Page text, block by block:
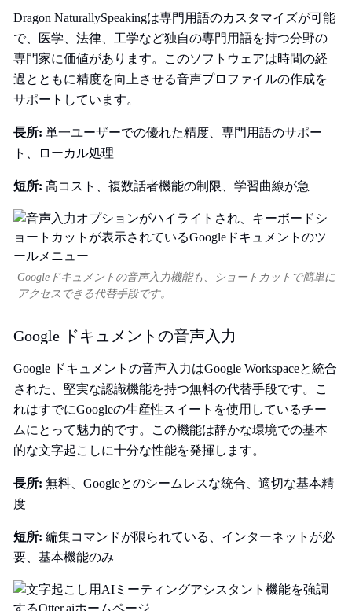
Dragon NaturallySpeakingは専門用語のカスタマイズが可能
で、医学、法律、工学など独自の専門用語を持つ分野の
専門家に価値があります。このソフトウェアは時間の経
過とともに精度を向上させる音声プロファイルの作成を
サポートしています。
長所: 単一ユーザーでの優れた精度、専門用語のサポー
ト、ローカル処理
短所: 高コスト、複数話者機能の制限、学習曲線が急
Googleドキュメントの音声入力機能も、ショートカットで簡単に
アクセスできる代替手段です。
Google ドキュメントの音声入力
Google ドキュメントの音声入力はGoogle Workspaceと統合
された、堅実な認識機能を持つ無料の代替手段です。こ
れはすでにGoogleの生産性スイートを使用しているチー
ムにとって魅力的です。この機能は静かな環境での基本
的な文字起こしに十分な性能を発揮します。
長所: 無料、Googleとのシームレスな統合、適切な基本精
度
短所: 編集コマンドが限られている、インターネットが必
要、基本機能のみ